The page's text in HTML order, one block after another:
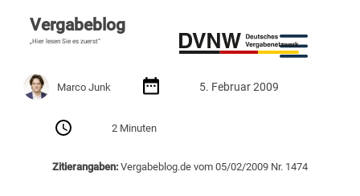
Vergabeblog
„Hier lesen Sie es zuerst“
Marco Junk 5. Februar 2009
2 Minuten
Zitierangaben:Vergabeblog.de vom 05/02/2009 Nr. 1474